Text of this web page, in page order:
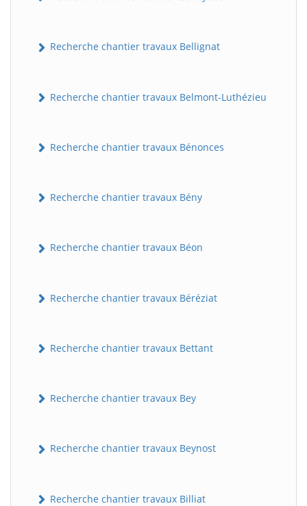
Recherche chantier travaux Bellignat
Recherche chantier travaux Belmont-Luthézieu
Recherche chantier travaux Bénonces
Recherche chantier travaux Bény
Recherche chantier travaux Béon
Recherche chantier travaux Béréziat
Recherche chantier travaux Bettant
Recherche chantier travaux Bey
Recherche chantier travaux Beynost
Recherche chantier travaux Billiat